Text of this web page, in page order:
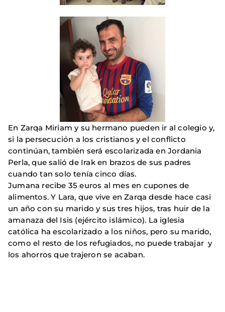
En Zarqa Miriam y su hermano pueden ir al colegio y,
si la persecución a los cristianos y el conflicto
continúan, también será escolarizada en Jordania
Perla, que salió de Irak en brazos de sus padres
cuando tan solo tenía cinco días.
Jumana recibe 35 euros al mes en cupones de
alimentos. Y Lara, que vive en Zarqa desde hace casi
un año con su marido y sus tres hijos, tras huir de la
amanaza del Isis (ejército islámico). La iglesia
católica ha escolarizado a los niños, pero su marido,
como el resto de los refugiados, no puede trabajar y
los ahorros que trajeron se acaban.